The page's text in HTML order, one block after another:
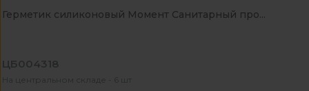
Герметик силиконовый Момент Санитарный про...
ЦБ004318
На центральном складе - 6 шт